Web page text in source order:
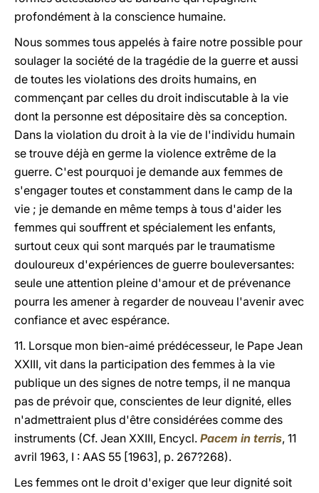
profondément à la conscience humaine.
Nous sommes tous appelés à faire notre possible pour
soulager la société de la tragédie de la guerre et aussi
de toutes les violations des droits humains, en
commençant par celles du droit indiscutable à la vie
dont la personne est dépositaire dès sa conception.
Dans la violation du droit à la vie de l'individu humain
se trouve déjà en germe la violence extrême de la
guerre. C'est pourquoi je demande aux femmes de
s'engager toutes et constamment dans le camp de la
vie ; je demande en même temps à tous d'aider les
femmes qui souffrent et spécialement les enfants,
surtout ceux qui sont marqués par le traumatisme
douloureux d'expériences de guerre bouleversantes:
seule une attention pleine d'amour et de prévenance
pourra les amener à regarder de nouveau l'avenir avec
confiance et avec espérance.
11. Lorsque mon bien-aimé prédécesseur, le Pape Jean
XXIII, vit dans la participation des femmes à la vie
publique un des signes de notre temps, il ne manqua
pas de prévoir que, conscientes de leur dignité, elles
n'admettraient plus d'être considérées comme des
instruments (Cf. Jean XXIII, Encycl. Pacem in terris, 11
avril 1963, I : AAS 55 [1963], p. 267?268).
Les femmes ont le droit d'exiger que leur dignité soit